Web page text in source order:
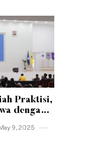
Praktisi,
dengan
May 9 , 2025